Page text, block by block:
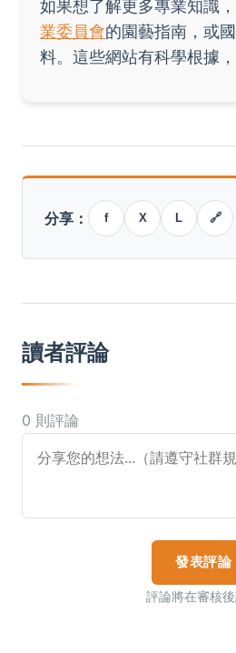
如果想了解更多專業知識
業委員會的園藝指南，或
料。這些網站有科學根據，
分享： f X L 🔗
讀者評論
0 則評論
發表評論
評論將在審核